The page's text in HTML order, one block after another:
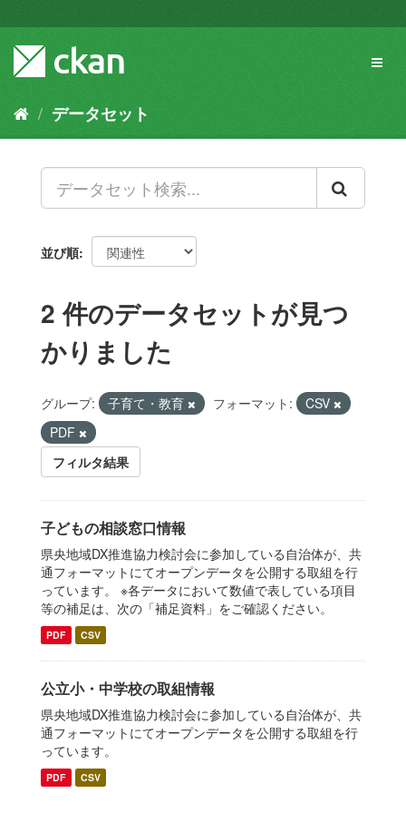
キ
容
データセット
並び順
2 件のデータセットが見つ
かりました
グループ: 子育て・教育 フォーマット:
CSV
PDF
フィルタ結果
子どもの相談窓口情報
県央地域DX推進協力検討会に参加している自治体が、共
通フォーマットにてオープンデータを公開する取組を行
っています。 ※各データにおいて数値で表している項目
等の補足は、次の「補足資料」をご確認ください。
PDF CSV
公立小・中学校の取組情報
県央地域DX推進協力検討会に参加している自治体が、共
通フォーマットにてオープンデータを公開する取組を行
っています。
PDF CSV